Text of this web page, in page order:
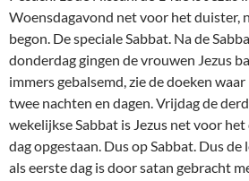
Woensdagavond net voor het duister,
begon. De speciale Sabbat. Na de
donderdag gingen de vrouwen Jezus
immers gebalsemd, zie de doeken
twee nachten en dagen. Vrijdag de
wekelijkse Sabbat is Jezus net voor
dag opgestaan. Dus op Sabbat. Dus de
als eerste dag is door satan gebracht